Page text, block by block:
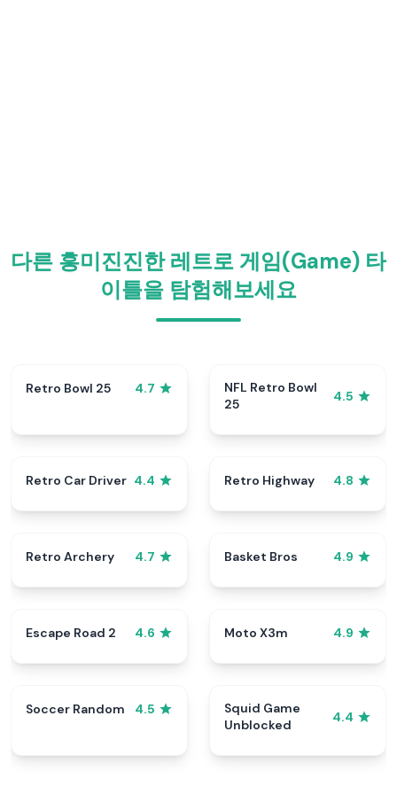
다른 흥미진진한 레트로 게임(Game) 타
이틀을 탐험해보세요
Retro Bowl 25 4.7
NFL Retro Bowl
25
4.5
Retro Car Driver 4.4 Retro Highway 4.8
Retro Archery 4.7 Basket Bros 4.9
Escape Road 2 4.6 Moto X3m 4.9
Soccer Random 4.5
Squid Game
Unblocked
4.4